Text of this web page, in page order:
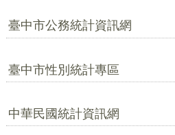
臺中市公務統計資訊網
臺中市性別統計專區
中華民國統計資訊網